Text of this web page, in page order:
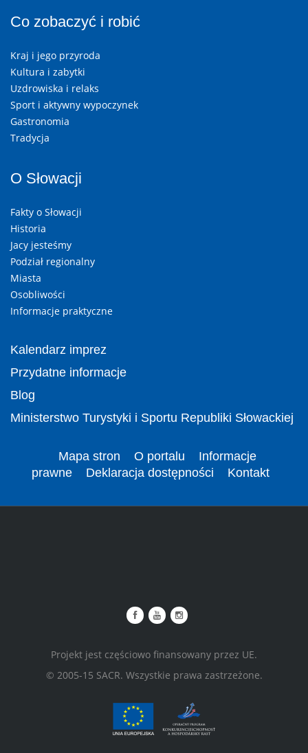
Co zobaczyć i robić
Kraj i jego przyroda
Kultura i zabytki
Uzdrowiska i relaks
Sport i aktywny wypoczynek
Gastronomia
Tradycja
O Słowacji
Fakty o Słowacji
Historia
Jacy jesteśmy
Podział regionalny
Miasta
Osobliwości
Informacje praktyczne
Kalendarz imprez
Przydatne informacje
Blog
Ministerstwo Turystyki i Sportu Republiki Słowackiej
Mapa stron O portalu
Informacje
prawne
Deklaracja dostępności Kontakt
Projekt jest częściowo finansowany przez UE.
© 2005-15 SACR. Wszystkie prawa zastrzeżone.